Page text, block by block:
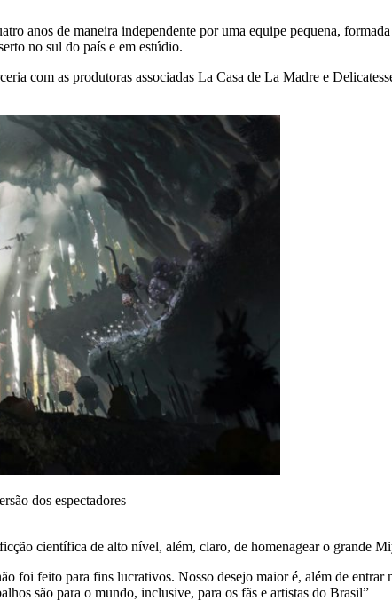
anos de maneira independente por uma equipe pequena,
no sul do país e em estúdio.
com as produtoras associadas La Casa de La Madre e
dos espectadores
científica de alto nível, além, claro, de homenagear o grande
foi feito para fins lucrativos. Nosso desejo maior é, além de entrar
são para o mundo, inclusive, para os fãs e artistas do Brasil”